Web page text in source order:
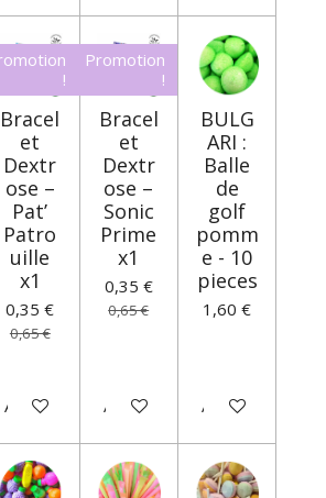
!
Bracel
et
Dextr
ose –
Pat’
Patro
uille
x1
0,35 €
0,65 €
Ajouter au panier
Promotion
!
Bracel
et
Dextr
ose –
Sonic
Prime
x1
0,35 €
0,65 €
Ajouter au panier
BULG
ARI :
Balle
de
golf
pomm
e - 10
pieces
1,60 €
Ajouter au